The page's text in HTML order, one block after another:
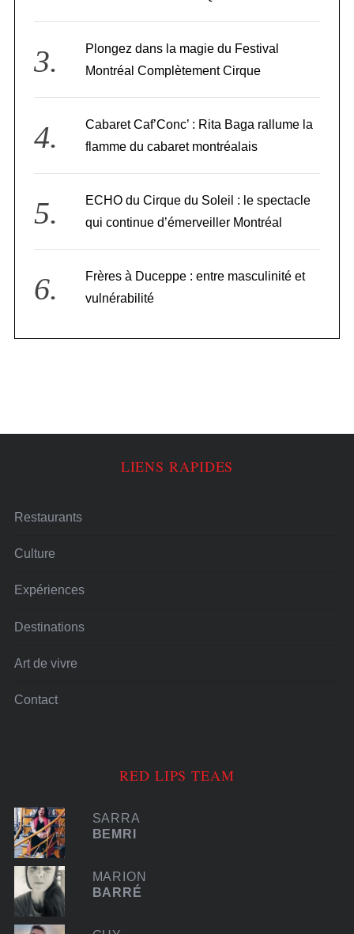
Plongez dans la magie du Festival
Montréal Complètement Cirque
Cabaret Caf’Conc’ : Rita Baga rallume la
flamme du cabaret montréalais
ECHO du Cirque du Soleil : le spectacle
qui continue d’émerveiller Montréal
Frères à Duceppe : entre masculinité et
vulnérabilité
LIENS RAPIDES
Restaurants
Culture
Expériences
Destinations
Art de vivre
Contact
RED LIPS TEAM
SARRA
BEMRI
MARION
BARRÉ